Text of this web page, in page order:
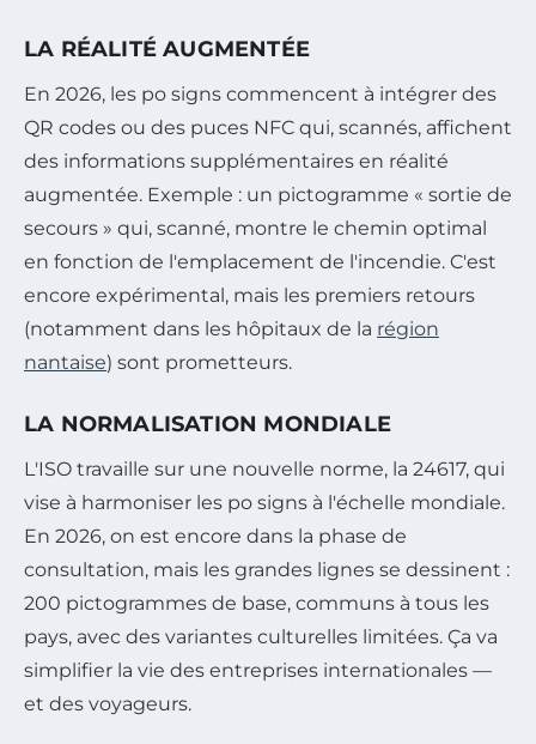
LA RÉALITÉ AUGMENTÉE
En 2026, les po signs commencent à intégrer des
QR codes ou des puces NFC qui, scannés, affichent
des informations supplémentaires en réalité
augmentée. Exemple : un pictogramme « sortie de
secours » qui, scanné, montre le chemin optimal
en fonction de l'emplacement de l'incendie. C'est
encore expérimental, mais les premiers retours
(notamment dans les hôpitaux de la région
nantaise) sont prometteurs.
LA NORMALISATION MONDIALE
L'ISO travaille sur une nouvelle norme, la 24617, qui
vise à harmoniser les po signs à l'échelle mondiale.
En 2026, on est encore dans la phase de
consultation, mais les grandes lignes se dessinent :
200 pictogrammes de base, communs à tous les
pays, avec des variantes culturelles limitées. Ça va
simplifier la vie des entreprises internationales —
et des voyageurs.